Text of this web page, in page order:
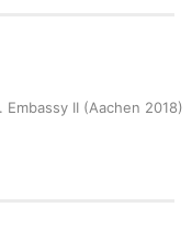
II (Aachen 2018)